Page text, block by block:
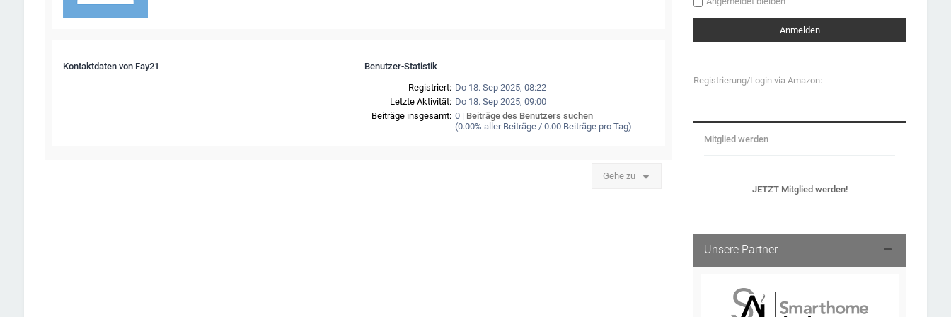
Kontaktdaten von Fay21
Benutzer-Statistik
Registriert: Do 18. Sep 2025, 08:22
Letzte Aktivität: Do 18. Sep 2025, 09:00
Beiträge insgesamt: 0 | Beiträge des Benutzers suchen
(0.00% aller Beiträge / 0.00 Beiträge pro Tag)
Gehe zu
Registrierung/Login via Amazon:
Mitglied werden
JETZT Mitglied werden!
Unsere Partner